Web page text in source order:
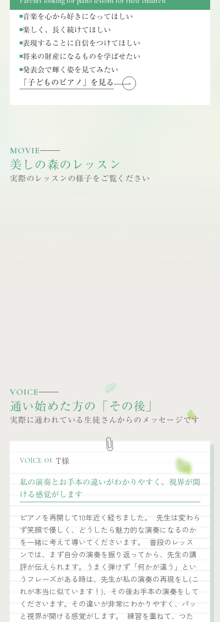
音楽を心から好きになってほしい
楽しく、長く続けてほしい
表現することに自信をつけてほしい
将来の財産になるものを学ばせたい
発表会で輝く姿を見てみたい
「子どものピアノ」を見る
MOVIE
美しの森のレッスン
実際のレッスンの様子をご覧ください
VOICE
通い始めた方の「その後」
実際に通われている生徒さんからのメッセージです
VOICE01 T様
私の演奏とお手本の違いがわかりやすく、視界が開
ける感覚がします
ピアノを再開して10年近く経ちました。 先生は変わら
ず笑顔で優しく、どうしたら魅力的な演奏になるのか
を一緒に考えて導いてくださいます。 普段のレッス
ンでは、まず自分の演奏を振り返ってから、先生の講
評が伝えられます。うまく弾けず「何かが違う」とい
うフレーズがある時は、先生が私の演奏の再現をし(こ
れが本当に似ています！)、その後お手本の演奏をして
くださいます。その違いが非常にわかりやすく、パッ
と視界が開ける感覚がします。 練習を重ねて、つた